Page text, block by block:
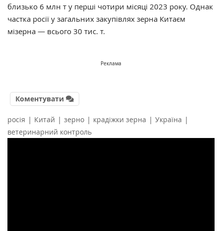
близько 6 млн т у перші чотири місяці 2023 року. Однак
частка росії у загальних закупівлях зерна Китаєм
мізерна — всього 30 тис. т.
Реклама
Коментувати
росія | Китай | зерно | крадіжки зерна | Україна |
ветеринарний контроль